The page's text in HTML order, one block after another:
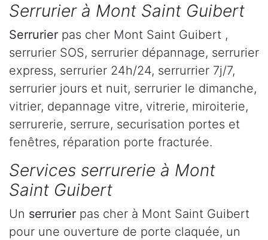
Serrurier à Mont Saint Guibert
Serrurier pas cher Mont Saint Guibert ,
serrurier SOS, serrurier dépannage, serrurier
express, serrurier 24h/24, serrurrier 7j/7,
serrurier jours et nuit, serrurier le dimanche,
vitrier, depannage vitre, vitrerie, miroiterie,
serrurerie, serrure, securisation portes et
fenêtres, réparation porte fracturée.
Services serrurerie à Mont
Saint Guibert
Un serrurier pas cher à Mont Saint Guibert
pour une ouverture de porte claquée, un